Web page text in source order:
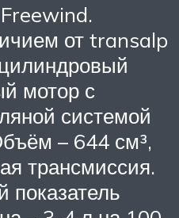
от transalp
мотор с
системой
– 644 см³,
трансмиссия.
показатель